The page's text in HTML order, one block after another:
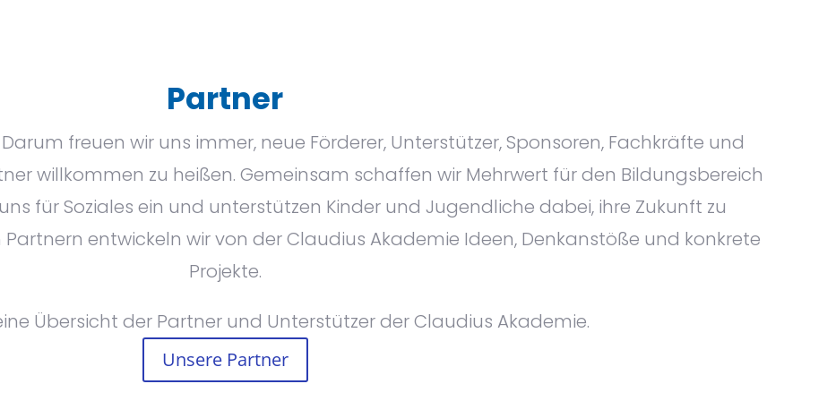
Partner
freuen wir uns immer, neue Förderer, Unterstützer, Sponsoren, Fachkräfte und
willkommen zu heißen. Gemeinsam schaffen wir Mehrwert für den Bildungsbereich
für Soziales ein und unterstützen Kinder und Jugendliche dabei, ihre Zukunft zu
entwickeln wir von der Claudius Akademie Ideen, Denkanstöße und konkrete
Projekte.
Übersicht der Partner und Unterstützer der Claudius Akademie.
Unsere Partner